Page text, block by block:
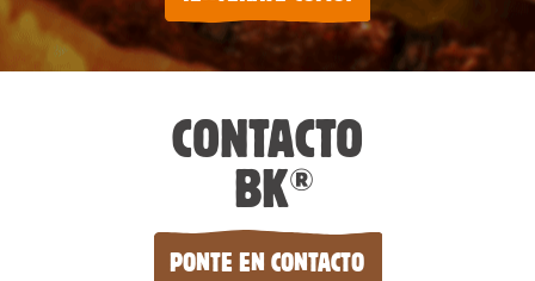
CONTACTO
BK®
PONTE EN CONTACTO